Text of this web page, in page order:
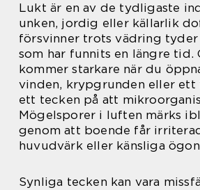
Lukt är en av de tydligaste
unken, jordig eller källarlik
försvinner trots vädring
som har funnits en längre tid.
kommer starkare när du
vinden, krypgrunden eller ett
ett tecken på att
Mögelsporer i luften märks
genom att boende får
huvudvärk eller känsliga
Synliga tecken kan vara